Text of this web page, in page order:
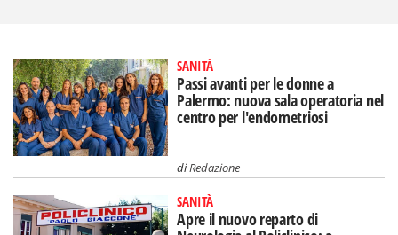
SANITÀ
Passi avanti per le donne a
Palermo: nuova sala operatoria nel
centro per l'endometriosi
diRedazione
SANITÀ
Apre il nuovo reparto di